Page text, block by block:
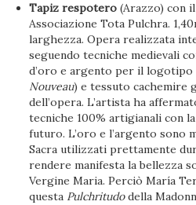
Tapiz respotero (Arazzo) con
Associazione Tota Pulchra.
larghezza. Opera realizzata
seguendo tecniche medievali
d’oro e argento per il
Nouveau) e tessuto cachemire
dell’opera. L’artista ha
tecniche 100% artigianali con
futuro. L’oro e l’argento sono
Sacra utilizzati prettamente
rendere manifesta la bellezza
Vergine Maria. Perciò María
questa Pulchritudodella